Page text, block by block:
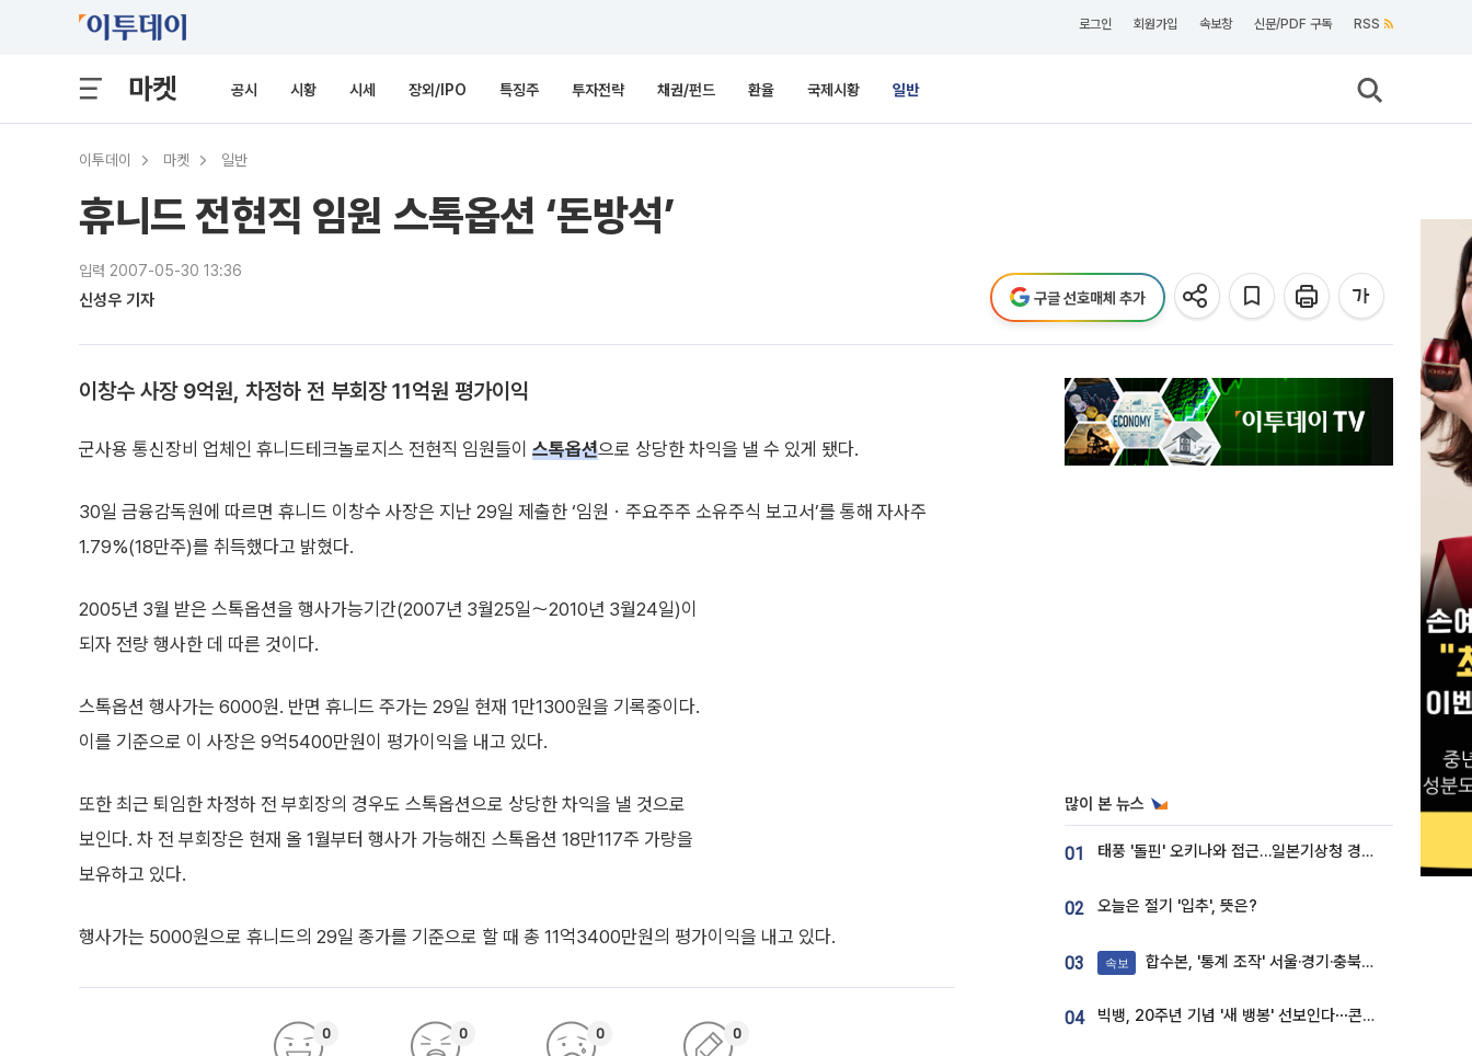
로그인 회원가입 속보창 신문/PDF 구독 RSS
마켓 공시 시황 시세 장외/IPO 특징주 투자전략 채권/펀드 환율 국제시황 일반
이투데이 마켓 일반
휴니드 전현직 임원 스톡옵션 ‘돈방석’
입력 2007-05-30 13:36
신성우 기자 구글 선호매체 추가
이창수 사장 9억원, 차정하 전 부회장 11억원 평가이익
군사용 통신장비 업체인 휴니드테크놀로지스 전현직 임원들이 스톡옵션으로 상당한 차익을 낼 수 있게 됐다.
30일 금융감독원에 따르면 휴니드 이창수 사장은 지난 29일 제출한 ‘임원ㆍ주요주주 소유주식 보고서’를 통해 자사주
1.79%(18만주)를 취득했다고 밝혔다.
2005년 3월 받은 스톡옵션을 행사가능기간(2007년 3월25일～2010년 3월24일)이
되자 전량 행사한 데 따른 것이다.
스톡옵션 행사가는 6000원. 반면 휴니드 주가는 29일 현재 1만1300원을 기록중이다.
이를 기준으로 이 사장은 9억5400만원이 평가이익을 내고 있다.
또한 최근 퇴임한 차정하 전 부회장의 경우도 스톡옵션으로 상당한 차익을 낼 것으로
보인다. 차 전 부회장은 현재 올 1월부터 행사가 가능해진 스톡옵션 18만117주 가량을
보유하고 있다.
행사가는 5000원으로 휴니드의 29일 종가를 기준으로 할 때 총 11억3400만원의 평가이익을 내고 있다.
0 0 0 0
많이 본 뉴스
01 태풍 '돌핀' 오키나와 접근…일본기상청 경로 업데이트
02 오늘은 절기 '입추', 뜻은?
03 속보 합수본, '통계 조작' 서울·경기·충북 선관위 등 추가 압수수색
04 빅뱅, 20주년 기념 '새 뱅봉' 선보인다⋯콘서트 앞두고 팝업 개최